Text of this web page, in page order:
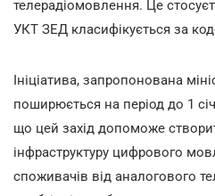
телерадіомовлення. Це
УКТ ЗЕД класифікується за
Ініціатива, запропонована
поширюється на період до 1
що цей захід допоможе
інфраструктуру цифрового
споживачів від аналогового